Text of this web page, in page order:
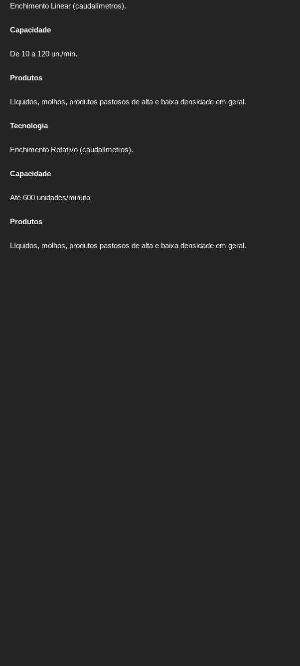
Enchimento Linear (caudalímetros).
Capacidade
De 10 a 120 un./min.
Produtos
Líquidos, molhos, produtos pastosos de alta e baixa densidade em geral.
Tecnologia
Enchimento Rotativo (caudalímetros).
Capacidade
Até 600 unidades/minuto
Produtos
Líquidos, molhos, produtos pastosos de alta e baixa densidade em geral.